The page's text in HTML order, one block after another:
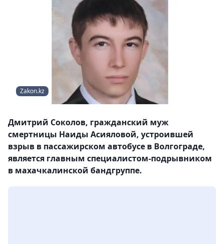
Zakon.kz
Дмитрий Соколов, гражданский муж
смертницы Наиды Асияловой, устроившей
взрыв в пассажирском автобусе в Волгограде,
является главным специалистом-подрывником
в махачкалинской бандгруппе.